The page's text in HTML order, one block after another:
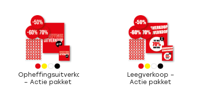
Opheffingsuitverkoop
– Actie pakket
Leegverkoop –
Actie pakket